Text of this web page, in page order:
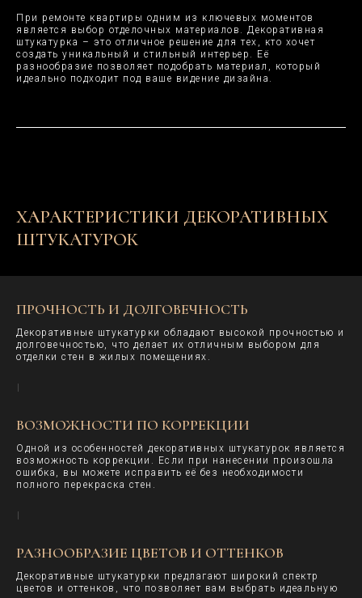
При ремонте квартиры одним из ключевых моментов
является выбор отделочных материалов. Декоративная
штукатурка – это отличное решение для тех, кто хочет
создать уникальный и стильный интерьер. Её
разнообразие позволяет подобрать материал, который
идеально подходит под ваше видение дизайна.
ХАРАКТЕРИСТИКИ ДЕКОРАТИВНЫХ
ШТУКАТУРОК
ПРОЧНОСТЬ И ДОЛГОВЕЧНОСТЬ
Декоративные штукатурки обладают высокой прочностью и
долговечностью, что делает их отличным выбором для
отделки стен в жилых помещениях.
ВОЗМОЖНОСТИ ПО КОРРЕКЦИИ
Одной из особенностей декоративных штукатурок является
возможность коррекции. Если при нанесении произошла
ошибка, вы можете исправить её без необходимости
полного перекраска стен.
РАЗНООБРАЗИЕ ЦВЕТОВ И ОТТЕНКОВ
Декоративные штукатурки предлагают широкий спектр
цветов и оттенков, что позволяет вам выбрать идеальную